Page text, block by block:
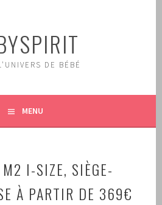
DE BÉBÉ
MENU
I-SIZE, SIÈGE-
À PARTIR DE 369€